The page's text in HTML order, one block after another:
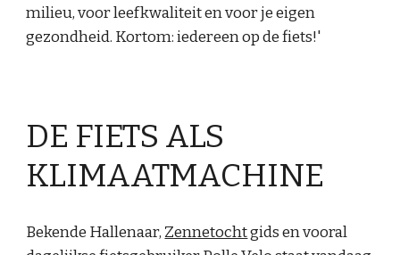
milieu, voor leefkwaliteit en voor je eigen
gezondheid. Kortom: iedereen op de fiets!'
DE FIETS ALS
KLIMAATMACHINE
Bekende Hallenaar, Zennetochtgids en vooral